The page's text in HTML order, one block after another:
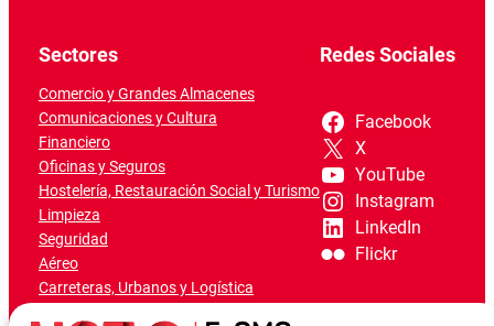
Sectores
Comercio y Grandes Almacenes
Comunicaciones y Cultura
Financiero
Oficinas y Seguros
Hostelería, Restauración Social y Turismo
Limpieza
Seguridad
Aéreo
Carreteras, Urbanos y Logística
Redes Sociales
Facebook
X
YouTube
Instagram
LinkedIn
Flickr